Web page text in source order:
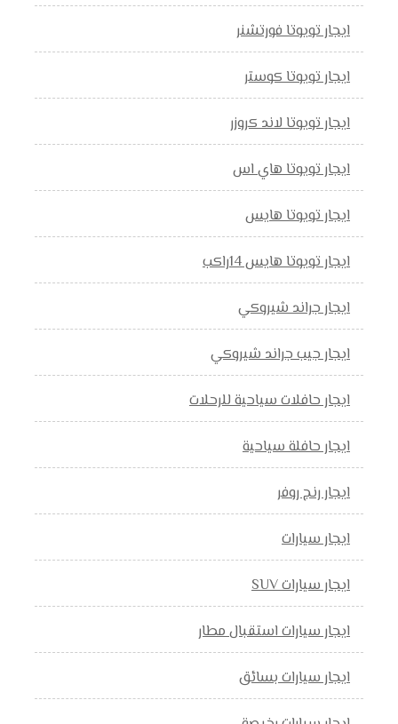
ايجار تويوتا فورتشنر
ايجار تويوتا كوستر
ايجار تويوتا لاند كروزر
ايجار تويوتا هاي اس
ايجار تويوتا هايس
ايجار تويوتا هايس 14راكب
ايجار جراند شيروكي
ايجار جيب جراند شيروكي
ايجار حافلات سياحية للرحلات
ايجار حافلة سياحية
ايجار رنج روفر
ايجار سيارات
ايجار سيارات SUV
ايجار سيارات استقبال مطار
ايجار سيارات بسائق